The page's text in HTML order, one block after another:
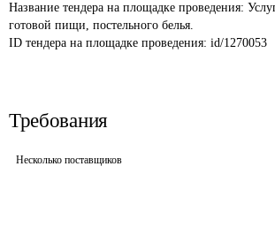
Название тендера на площадке проведения:
готовой пищи, постельного белья.
ID тендера на площадке проведения: id/1270053
Требования
Несколько поставщиков